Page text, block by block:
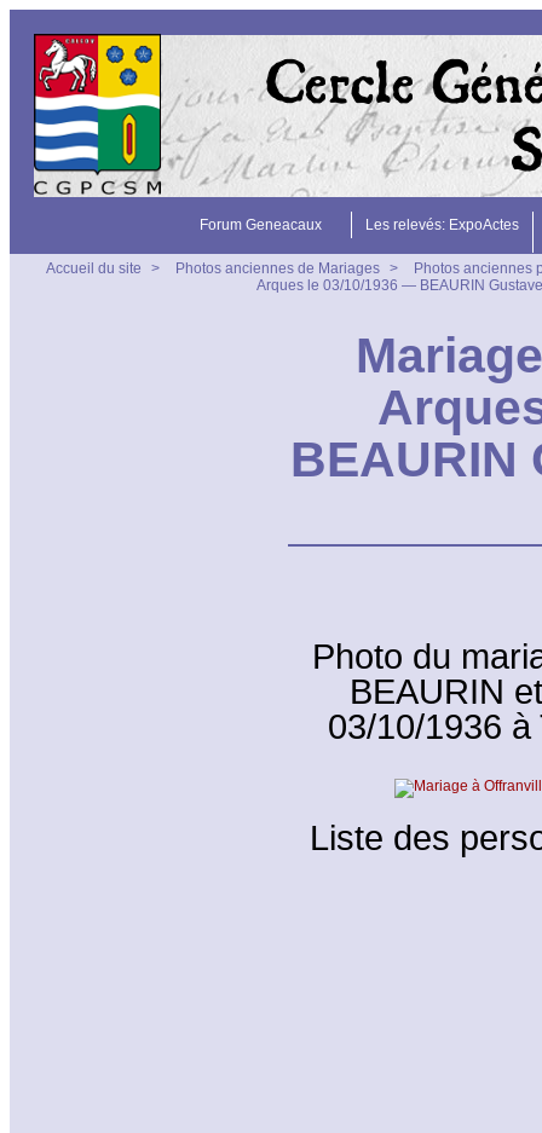
Forum Geneacaux Les relevés: ExpoActes
Accueil du site > Photos anciennes de Mariages >
Photos anciennes
Arques le 03/10/1936 — BEAURIN
BEAURIN
Photo du
BEAURIN
03/10/1936
Liste des